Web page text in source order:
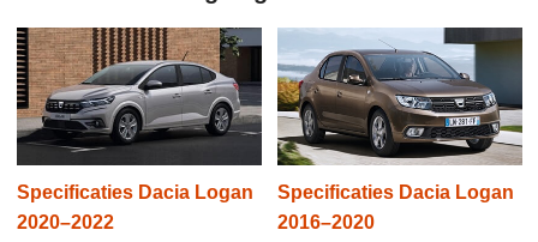
Specificaties Dacia Logan
2020–2022
Specificaties Dacia Logan
2016–2020